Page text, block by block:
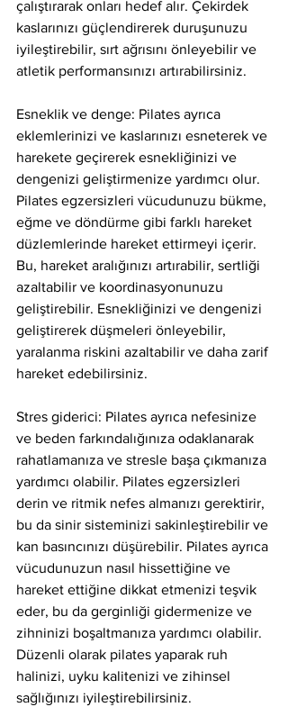
çalıştırarak onları hedef alır. Çekirdek
kaslarınızı güçlendirerek duruşunuzu
iyileştirebilir, sırt ağrısını önleyebilir ve
atletik performansınızı artırabilirsiniz.
Esneklik ve denge: Pilates ayrıca
eklemlerinizi ve kaslarınızı esneterek ve
harekete geçirerek esnekliğinizi ve
dengenizi geliştirmenize yardımcı olur.
Pilates egzersizleri vücudunuzu bükme,
eğme ve döndürme gibi farklı hareket
düzlemlerinde hareket ettirmeyi içerir.
Bu, hareket aralığınızı artırabilir, sertliği
azaltabilir ve koordinasyonunuzu
geliştirebilir. Esnekliğinizi ve dengenizi
geliştirerek düşmeleri önleyebilir,
yaralanma riskini azaltabilir ve daha zarif
hareket edebilirsiniz.
Stres giderici: Pilates ayrıca nefesinize
ve beden farkındalığınıza odaklanarak
rahatlamanıza ve stresle başa çıkmanıza
yardımcı olabilir. Pilates egzersizleri
derin ve ritmik nefes almanızı gerektirir,
bu da sinir sisteminizi sakinleştirebilir ve
kan basıncınızı düşürebilir. Pilates ayrıca
vücudunuzun nasıl hissettiğine ve
hareket ettiğine dikkat etmenizi teşvik
eder, bu da gerginliği gidermenize ve
zihninizi boşaltmanıza yardımcı olabilir.
Düzenli olarak pilates yaparak ruh
halinizi, uyku kalitenizi ve zihinsel
sağlığınızı iyileştirebilirsiniz.